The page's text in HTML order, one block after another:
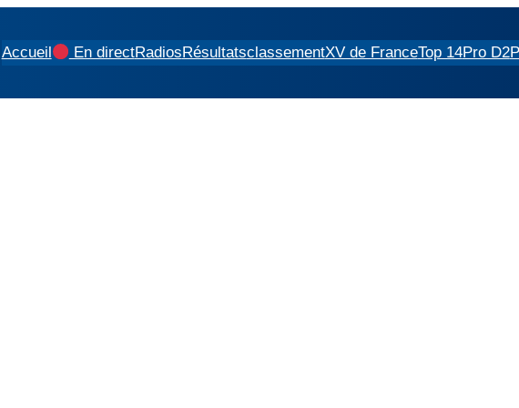
Accueil En directRadiosRésultatsclassementXV de FranceTop 14Pro D2